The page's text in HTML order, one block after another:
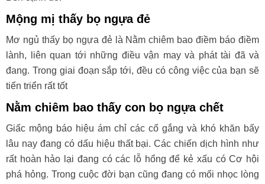
Mộng mị thấy bọ ngựa đẻ
Mơ ngủ thấy bọ ngựa đẻ là Nằm chiêm bao điềm báo điềm
lành, liên quan tới những điều vận may và phát tài đã và
đang. Trong giai đoạn sắp tới, đều có công việc của bạn sẽ
tiến triển rất tốt
Nằm chiêm bao thấy con bọ ngựa chết
Giấc mộng báo hiệu ám chỉ các cố gắng và khó khăn bấy
lâu nay đang có dấu hiệu thất bại. Các chiến dịch hình như
rất hoàn hảo lại đang có các lỗ hổng để kẻ xấu có Cơ hội
phá hỏng. Trong cuộc đời bạn cũng đang có mối nhọc lòng